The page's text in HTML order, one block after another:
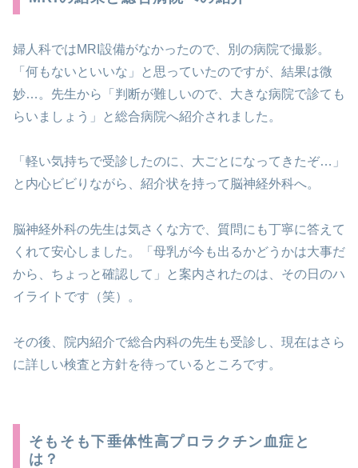
婦人科ではMRI設備がなかったので、別の病院で撮影。
「何もないといいな」と思っていたのですが、結果は微
妙…。先生から「判断が難しいので、大きな病院で診ても
らいましょう」と総合病院へ紹介されました。
「軽い気持ちで受診したのに、大ごとになってきたぞ…」
と内心ビビりながら、紹介状を持って脳神経外科へ。
脳神経外科の先生は気さくな方で、質問にも丁寧に答えて
くれて安心しました。「母乳が今も出るかどうかは大事だ
から、ちょっと確認して」と案内されたのは、その日のハ
イライトです（笑）。
その後、院内紹介で総合内科の先生も受診し、現在はさら
に詳しい検査と方針を待っているところです。
そもそも下垂体性高プロラクチン血症と
は？